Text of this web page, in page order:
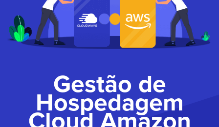
Gestão de
Hospedagem